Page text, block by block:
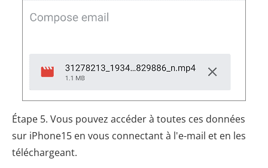
Étape 5. Vous pouvez accéder à toutes ces données
sur iPhone15 en vous connectant à l'e-mail et en les
téléchargeant.